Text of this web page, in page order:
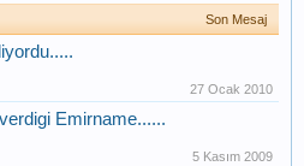
Son Mesaj
27 Ocak 2010
Emirname......
5 Kasım 2009